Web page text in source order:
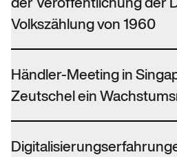
Volkszählung von 1960
Händler-Meeting in
Zeutschel ein